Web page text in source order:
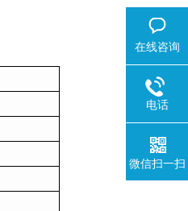
在线咨询
电话
微信扫一扫